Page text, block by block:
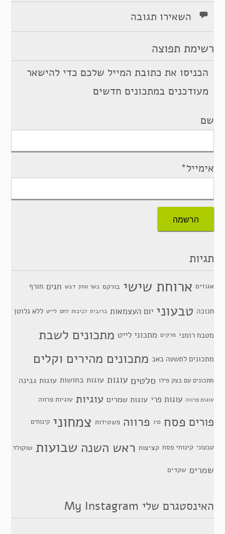
השאירו תגובה
רשימת תפוצה
הכניסו את כתובת המייל שלכם כדי להישאר
מעודכנים במתכונים חדשים
שם
אימייל*
תגיות
אגוזים ארוחת שישי בורקס בשר טחון דבש חגים חורף
חנוכה טבעוני יום העצמאות כרובית לביבות לחם לייט ללא גלוטן
מטבח רומני מרקים מתכוני לייט מתכונים לשבת
מתכונים לתשעה באב מתכונים מהירים וקלים
מתכונים עם בצק פילו סלטים עוגות עוגות בחושות עוגות גבינה
עוגות פרווה עוגות פרי עוגות שמרים עוגיות עוגיות פרווה
פורים פסח פרג פרווה פשטידות צמחוני קינוחים
טבעוני קינוחי פסח קציצות ראש השנה שבועות שוקולד
שמרים שקדים
האינסטגרם שלי My Instagram